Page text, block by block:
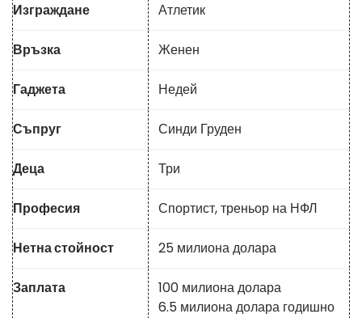
Изграждане Атлетик
Връзка Женен
Гаджета Недей
Съпруг Синди Груден
Деца Три
Професия Спортист, треньор на НФЛ
Нетна стойност 25 милиона долара
Заплата
100 милиона долара
6.5 милиона долара годишно